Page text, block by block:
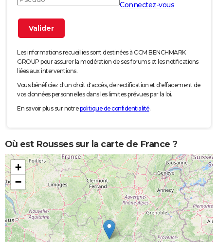
Connectez-vous
Les informations recueillies sont destinées à CCM BENCHMARK
GROUP pour assurer la modération de ses forums et les notifications
liées aux interventions.
Vous bénéficiez d'un droit d'accès, de rectification et d'effacement de
vos données personnelles dans les limites prévues par la loi.
En savoir plus sur notrepolitique de confidentialité.
Où est Rousses sur la carte de France ?
+
−